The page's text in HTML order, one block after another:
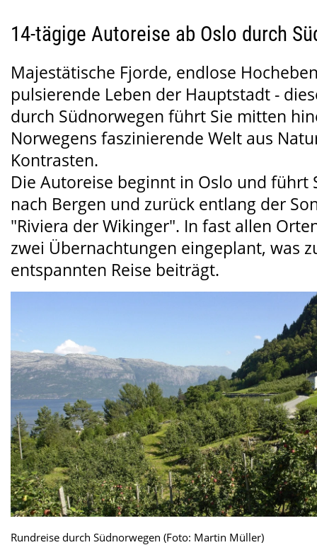
14-tägige Autoreise ab Oslo durch
Majestätische Fjorde, endlose
pulsierende Leben der Hauptstadt -
durch Südnorwegen führt Sie mitten
Norwegens faszinierende Welt aus
Kontrasten.
Die Autoreise beginnt in Oslo und führt
nach Bergen und zurück entlang der
"Riviera der Wikinger". In fast allen
zwei Übernachtungen eingeplant, was
entspannten Reise beiträgt.
Rundreise durch Südnorwegen (Foto: Martin Müller)